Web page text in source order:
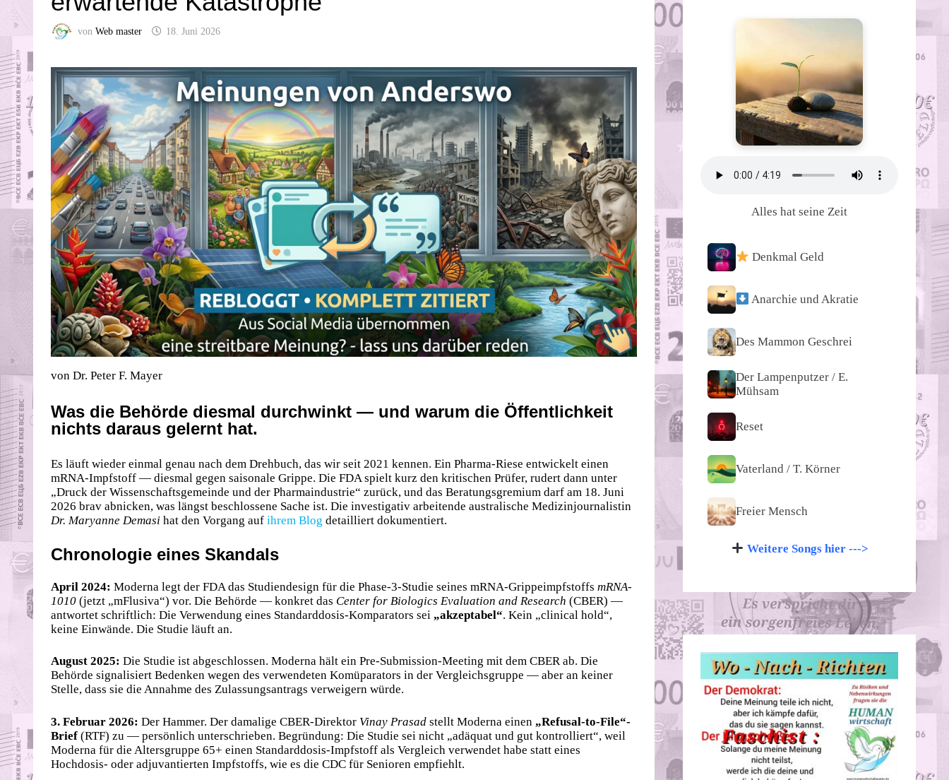
von Web master 18. Juni 2026
von Dr. Peter F. Mayer
Was die Behörde diesmal durchwinkt — und warum die Öffentlichkeit
nichts daraus gelernt hat.
Es läuft wieder einmal genau nach dem Drehbuch, das wir seit 2021 kennen. Ein Pharma-Riese entwickelt einen
mRNA-Impfstoff — diesmal gegen saisonale Grippe. Die FDA spielt kurz den kritischen Prüfer, rudert dann unter
„Druck der Wissenschaftsgemeinde und der Pharmaindustrie“ zurück, und das Beratungsgremium darf am 18. Juni
2026 brav abnicken, was längst beschlossene Sache ist. Die investigativ arbeitende australische Medizinjournalistin
Dr. Maryanne Demasi hat den Vorgang auf ihrem Blog detailliert dokumentiert.
Chronologie eines Skandals
April 2024: Moderna legt der FDA das Studiendesign für die Phase-3-Studie seines mRNA-Grippeimpfstoffs mRNA-
1010 (jetzt „mFlusiva“) vor. Die Behörde — konkret das Center for Biologics Evaluation and Research (CBER) —
antwortet schriftlich: Die Verwendung eines Standarddosis-Komparators sei „akzeptabel“. Kein „clinical hold“,
keine Einwände. Die Studie läuft an.
August 2025: Die Studie ist abgeschlossen. Moderna hält ein Pre-Submission-Meeting mit dem CBER ab. Die
Behörde signalisiert Bedenken wegen des verwendeten Komüparators in der Vergleichsgruppe — aber an keiner
Stelle, dass sie die Annahme des Zulassungsantrags verweigern würde.
3. Februar 2026: Der Hammer. Der damalige CBER-Direktor Vinay Prasad stellt Moderna einen „Refusal-to-File“-
Brief (RTF) zu — persönlich unterschrieben. Begründung: Die Studie sei nicht „adäquat und gut kontrolliert“, weil
Moderna für die Altersgruppe 65+ einen Standarddosis-Impfstoff als Vergleich verwendet habe statt eines
Hochdosis- oder adjuvantierten Impfstoffs, wie es die CDC für Senioren empfiehlt.
Alles hat seine Zeit
Denkmal Geld
Anarchie und Akratie
Des Mammon Geschrei
Der Lampenputzer / E.
Mühsam
Reset
Vaterland / T. Körner
Freier Mensch
Weitere Songs hier --->